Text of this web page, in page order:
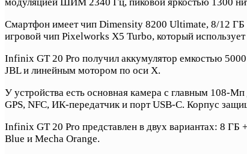
Смартфон имеет чип Dimensity 8200 Ultimate, 8/12 ГБ
игровой чип Pixelworks X5 Turbo, который
Infinix GT 20 Pro получил аккумулятор емкостью
JBL и линейным мотором по оси X.
У устройства есть основная камера с главным 108-
GPS, NFC, ИК-передатчик и порт USB-C. Корпус
Infinix GT 20 Pro представлен в двух вариантах: 8
Blue и Mecha Orange.